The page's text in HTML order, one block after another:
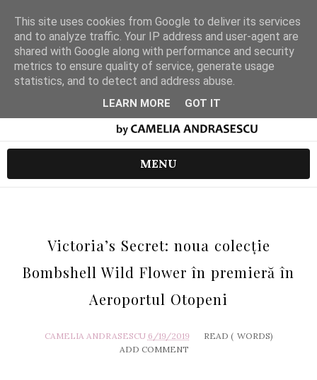
MENU
Victoria’s Secret: noua colecție
Bombshell Wild Flower în premieră în
Aeroportul Otopeni
CAMELIA ANDRASESCU 6/19/2019 READ ( WORDS)
ADD COMMENT
This site uses cookies from Google to deliver its services
and to analyze traffic. Your IP address and user-agent are
shared with Google along with performance and security
metrics to ensure quality of service, generate usage
statistics, and to detect and address abuse.
LEARN MORE GOT IT